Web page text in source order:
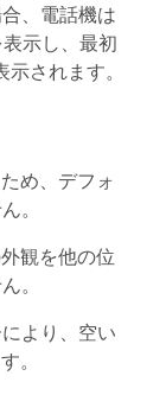
、電話機は
示し、最初
されます。
め、デフォ
。
観を他の位
。
より、空い
。